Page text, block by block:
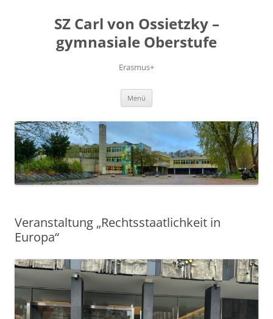
SZ Carl von Ossietzky –
gymnasiale Oberstufe
Erasmus+
Menü
Veranstaltung „Rechtsstaatlichkeit in
Europa“